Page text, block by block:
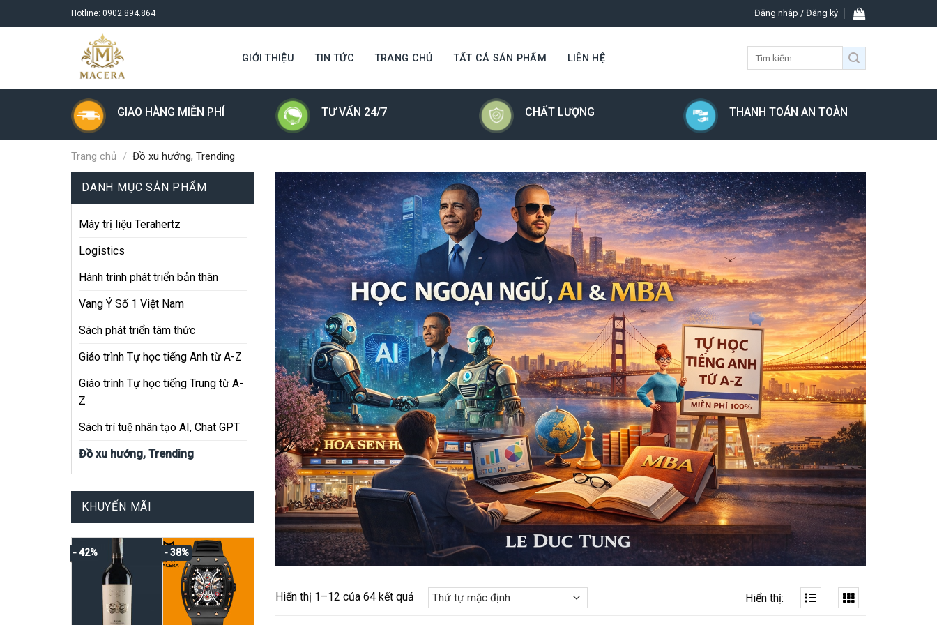
to
Hotline: 0902.894.864 Đăng nhập / Đăng ký
GIỚI THIỆU TIN TỨC TRANG CHỦ TẤT CẢ SẢN PHẨM LIÊN HỆ
GIAO HÀNG MIỄN PHÍ TƯ VẤN 24/7 CHẤT LƯỢNG THANH TOÁN AN TOÀN
Trang chủ / Đồ xu hướng, Trending
DANH MỤC SẢN PHẨM
Máy trị liệu Terahertz
Logistics
Hành trình phát triển bản thân
Vang Ý Số 1 Việt Nam
Sách phát triển tâm thức
Giáo trình Tự học tiếng Anh từ A-Z
Giáo trình Tự học tiếng Trung từ A-
Z
Sách trí tuệ nhân tạo AI, Chat GPT
Đồ xu hướng, Trending
KHUYẾN MÃI
- 42% - 38%
Hiển thị 1–12 của 64 kết quả Hiển thị: